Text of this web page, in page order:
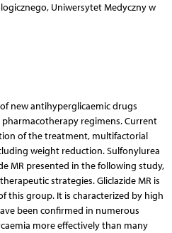
Uniwersytet Medyczny w
new antihyperglicaemic drugs
regimens. Current
of the treatment, multifactorial
weight reduction. Sulfonylurea
MR presented in the following study,
strategies. Gliclazide MR is
this group. It is characterized by high
been confirmed in numerous
more effectively than many